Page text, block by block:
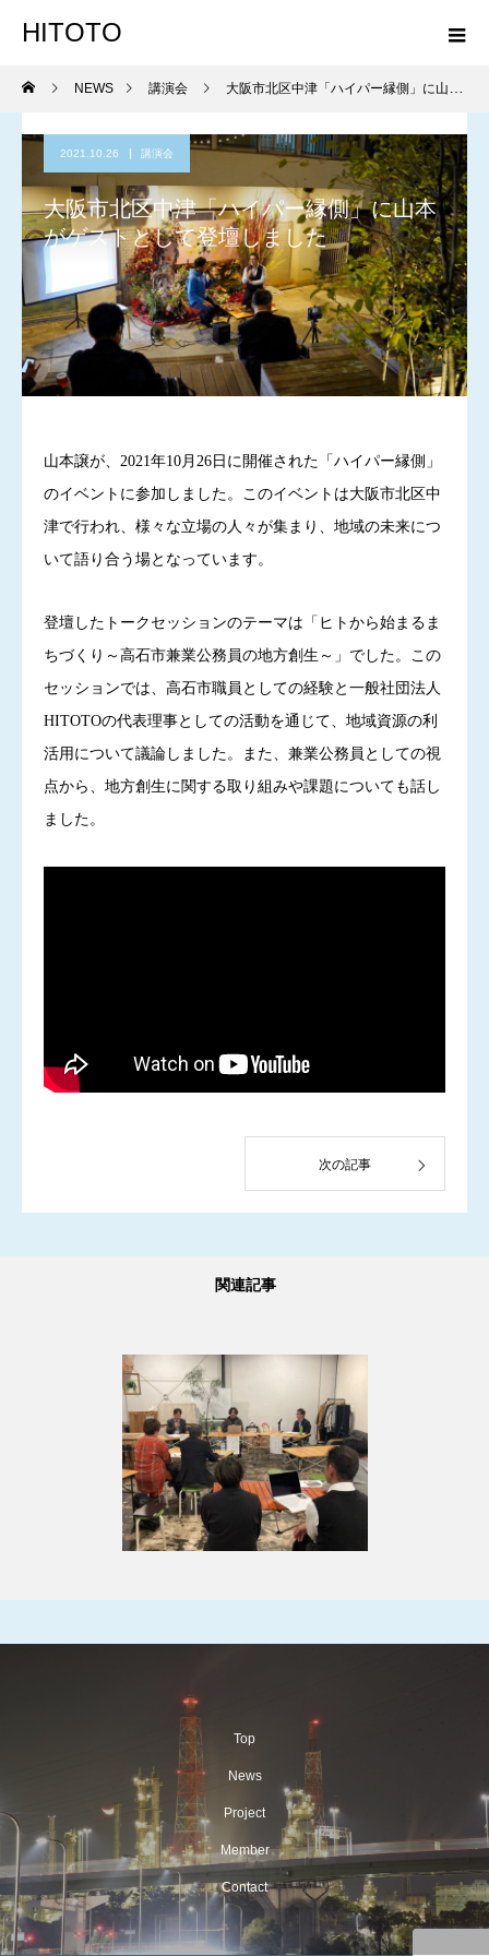
HITOTO
NEWS 講演会 大阪市北区中津「ハイパー縁側」に山本がゲストとして登壇しました
2021.10.26 講演会
大阪市北区中津「ハイパー縁側」に山本
がゲストとして登壇しました
山本譲が、2021年10月26日に開催された「ハイパー縁側」
のイベントに参加しました。このイベントは大阪市北区中
津で行われ、様々な立場の人々が集まり、地域の未来につ
いて語り合う場となっています​。
登壇したトークセッションのテーマは「ヒトから始まるま
ちづくり～高石市兼業公務員の地方創生～」でした。この
セッションでは、高石市職員としての経験と一般社団法人
HITOTOの代表理事としての活動を通じて、地域資源の利
活用について議論しました。また、兼業公務員としての視
点から、地方創生に関する取り組みや課題についても話し
ました​。
次の記事
関連記事
Top
News
Project
Member
Contact